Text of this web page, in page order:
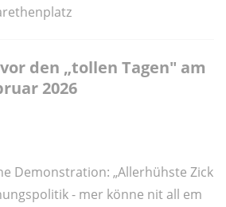
den „tollen Tagen" am
2026
Demonstration: „Allerhühste Zick
- mer könne nit all em